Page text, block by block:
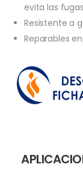
evita las
Resistente a
Reparables